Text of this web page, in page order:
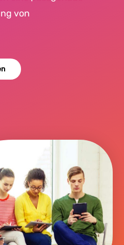
von